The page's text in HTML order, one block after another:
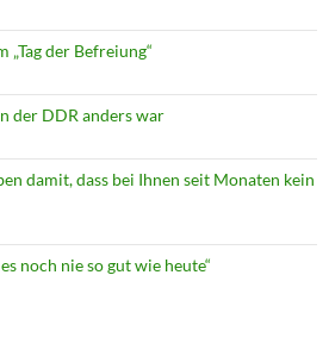
der Befreiung“
der DDR anders war
damit, dass bei Ihnen seit Monaten kein
noch nie so gut wie heute“